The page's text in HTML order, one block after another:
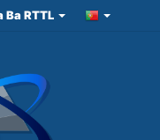
Ba RTTL